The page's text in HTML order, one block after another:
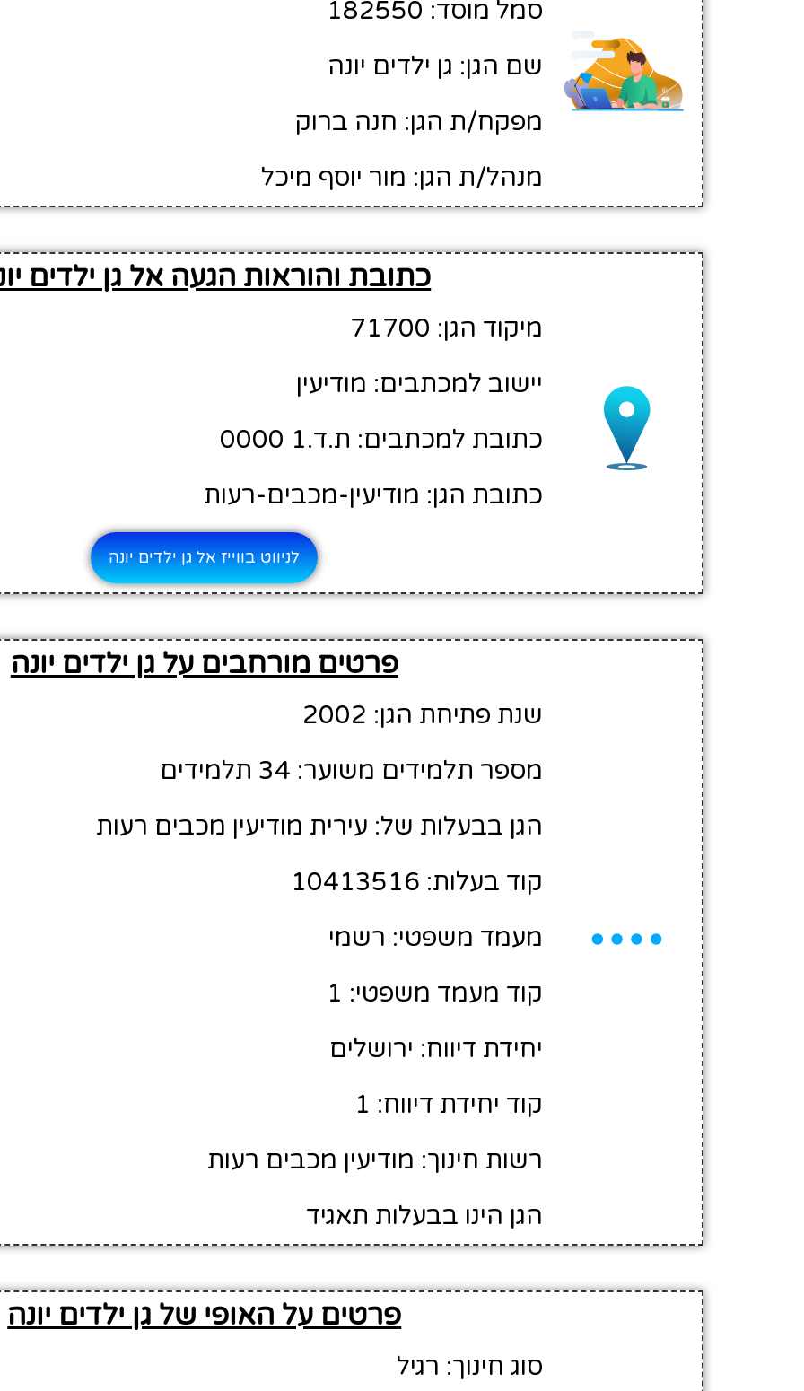
סמל מוסד: 182550
שם הגן: גן ילדים יונה
מפקח/ת הגן: חנה ברוק
מנהל/ת הגן: מור יוסף מיכל
כתובת והוראות הגעה אל גן ילדים
מיקוד הגן: 71700
יישוב למכתבים: מודיעין
כתובת למכתבים: ת.ד.1 0000
כתובת הגן: מודיעין-מכבים-רעות
לניווט בווייז אל גן ילדים יונה
פרטים מורחבים על גן ילדים יונה
שנת פתיחת הגן: 2002
מספר תלמידים משוער: 34 תלמידים
הגן בבעלות של: עירית מודיעין מכבים רעות
קוד בעלות: 10413516
מעמד משפטי: רשמי
קוד מעמד משפטי: 1
יחידת דיווח: ירושלים
קוד יחידת דיווח: 1
רשות חינוך: מודיעין מכבים רעות
הגן הינו בבעלות תאגיד
פרטים על האופי של גן ילדים יונה
סוג חינוך: רגיל